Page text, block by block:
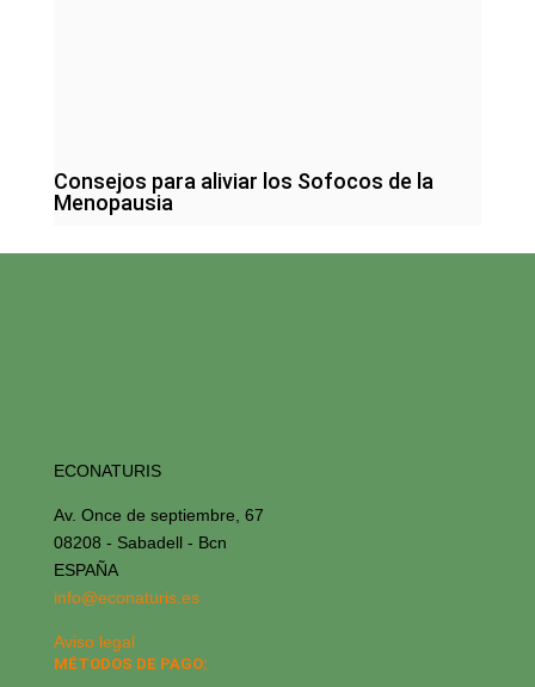
Consejos para aliviar los Sofocos de la
Menopausia
ECONATURIS
Av. Once de septiembre, 67
08208 - Sabadell - Bcn
ESPAÑA
info@econaturis.es
Aviso legal
MÉTODOS DE PAGO: